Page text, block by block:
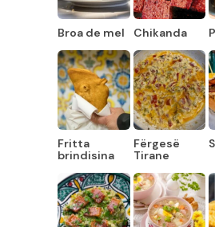
Broa de mel Chikanda
Fritta
brindisina
Fërgesë
Tirane